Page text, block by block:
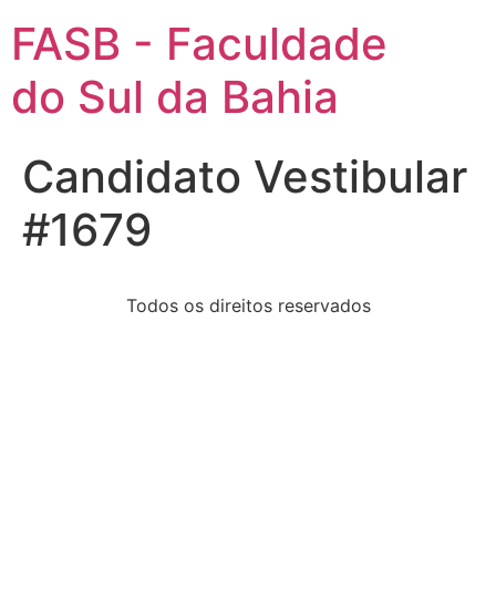
FASB - Faculdade
do Sul da Bahia
Candidato Vestibular
#1679
Todos os direitos reservados